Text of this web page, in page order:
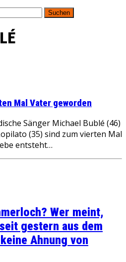
Mal Vater geworden
Sänger Michael Bublé (46)
(35) sind zum vierten Mal
entsteht…
Wer meint,
gestern aus dem
Ahnung von